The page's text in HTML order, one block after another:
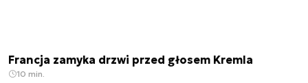
Francja zamyka drzwi przed głosem Kremla
10 min.